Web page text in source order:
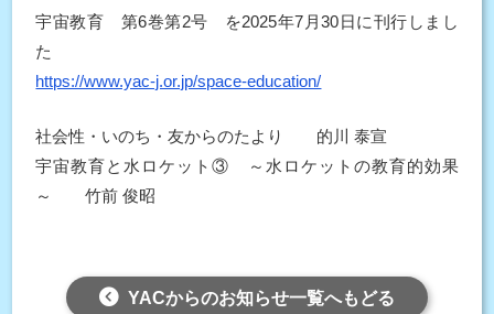
宇宙教育 第6巻第2号 を2025年7月30日に刊行しまし
た
https://www.yac-j.or.jp/space-education/
社会性・いのち・友からのたより 的川 泰宣
宇宙教育と水ロケット③ ～水ロケットの教育的効果
～ 竹前 俊昭
YACからのお知らせ一覧へもどる